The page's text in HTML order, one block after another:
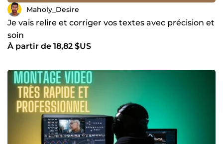
Maholy_Desire
Je vais relire et corriger vos textes avec précision et
soin
À partir de 18,82 $US